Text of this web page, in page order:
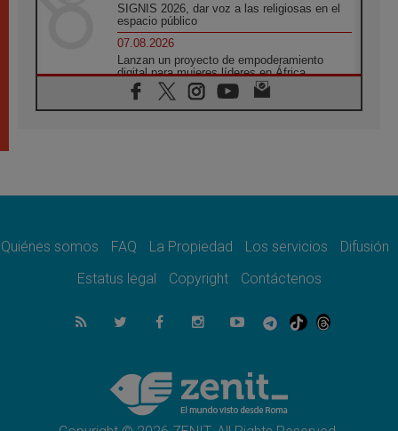
SIGNIS 2026, dar voz a las religiosas en el
espacio público
07.08.2026
Lanzan un proyecto de empoderamiento
digital para mujeres líderes en África
07.08.2026
Programa oficial del Viaje Apostólico del
06.08.2026
06.08.2026
de la Paz en la Escuela de San Francisco
La visita del Papa León XIV a Asís en un
minuto
El agradecimiento de los jóvenes al Papa:
«Hoy nos sentimos Iglesia»
Quiénes somos FAQ La Propiedad Los servicios
Difusión
Estatus legal
Copyright Contáctenos